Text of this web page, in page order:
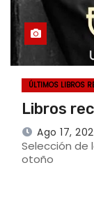
ÚLTIMOS LIBROS
Libros
Ago 17,
Selección de
otoño